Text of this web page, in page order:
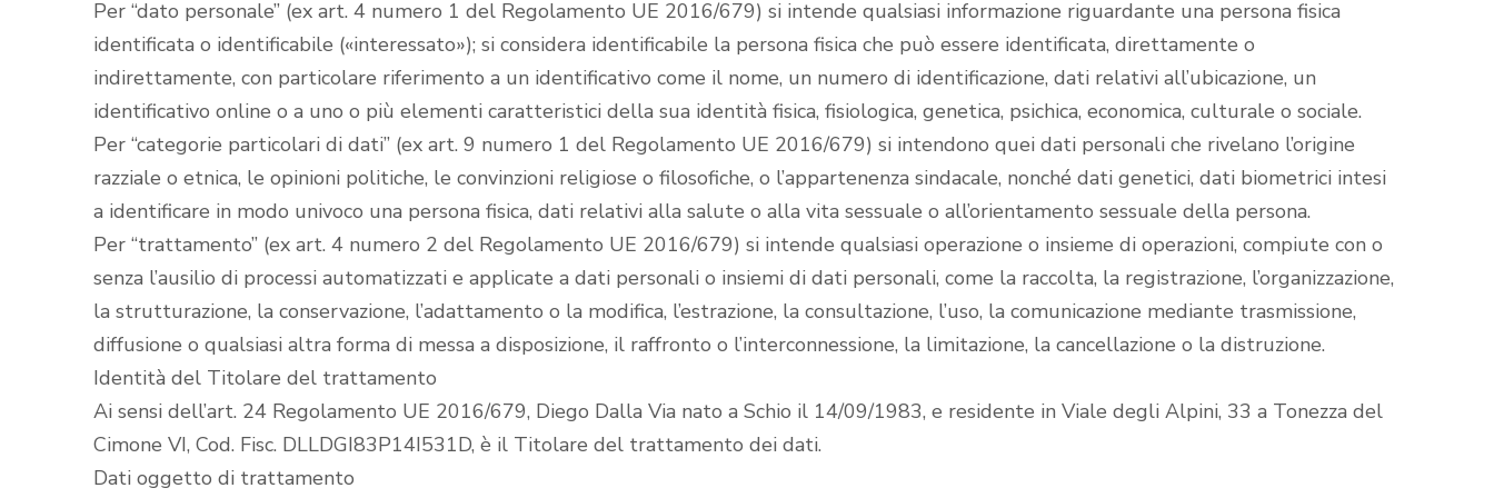
Per “dato personale” (ex art. 4 numero 1 del Regolamento UE 2016/679) si intende qualsiasi informazione riguardante una persona fisica
identificata o identificabile («interessato»); si considera identificabile la persona fisica che può essere identificata, direttamente o
indirettamente, con particolare riferimento a un identificativo come il nome, un numero di identificazione, dati relativi all’ubicazione, un
identificativo online o a uno o più elementi caratteristici della sua identità fisica, fisiologica, genetica, psichica, economica, culturale o sociale.
Per “categorie particolari di dati” (ex art. 9 numero 1 del Regolamento UE 2016/679) si intendono quei dati personali che rivelano l’origine
razziale o etnica, le opinioni politiche, le convinzioni religiose o filosofiche, o l’appartenenza sindacale, nonché dati genetici, dati biometrici intesi
a identificare in modo univoco una persona fisica, dati relativi alla salute o alla vita sessuale o all’orientamento sessuale della persona.
Per “trattamento” (ex art. 4 numero 2 del Regolamento UE 2016/679) si intende qualsiasi operazione o insieme di operazioni, compiute con o
senza l’ausilio di processi automatizzati e applicate a dati personali o insiemi di dati personali, come la raccolta, la registrazione, l’organizzazione,
la strutturazione, la conservazione, l’adattamento o la modifica, l’estrazione, la consultazione, l’uso, la comunicazione mediante trasmissione,
diffusione o qualsiasi altra forma di messa a disposizione, il raffronto o l’interconnessione, la limitazione, la cancellazione o la distruzione.
Identità del Titolare del trattamento
Ai sensi dell’art. 24 Regolamento UE 2016/679, Diego Dalla Via nato a Schio il 14/09/1983, e residente in Viale degli Alpini, 33 a Tonezza del
Cimone VI, Cod. Fisc. DLLDGI83P14I531D, è il Titolare del trattamento dei dati.
Dati oggetto di trattamento